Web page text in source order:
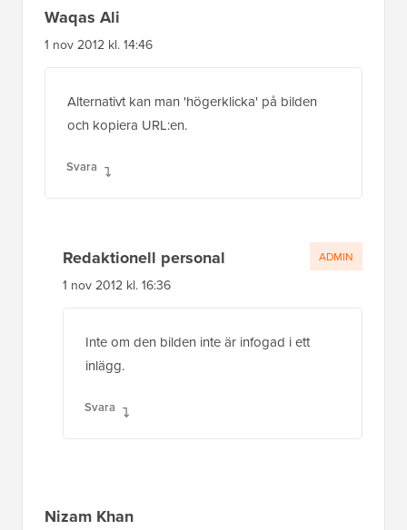
Waqas Ali
1 nov 2012 kl. 14:46
Alternativt kan man 'högerklicka' på bilden
och kopiera URL:en.
Svara
Redaktionell personal
1 nov 2012 kl. 16:36
Inte om den bilden inte är infogad i ett
inlägg.
Svara
ADMIN
Nizam Khan